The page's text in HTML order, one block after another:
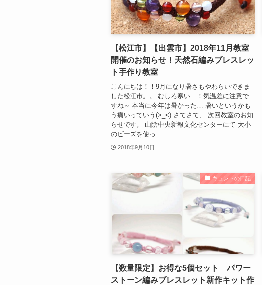
【松江市】【出雲市】2018年11月教室
開催のお知らせ！天然石編みブレスレッ
ト手作り教室
こんにちは！！9月になり暑さもやわらいできま
した松江市。。 むしろ寒い…！気温差に注意で
すね～ 本当に今年は暑かった… 暑いというかも
う痛いっていう(>_<) さてさて、 次回教室のお知
らせです。 山陰中央新報文化センターにて 大小
のビーズを使っ...
2018年9月10日
キュントの日記
【数量限定】お得な5個セット パワー
ストーン編みブレスレット新作キット作